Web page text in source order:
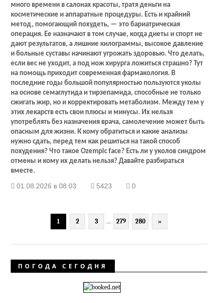
много времени в салонах красоты, тратя деньги на
косметические и аппаратные процедуры. Есть и крайний
метод, помогающий похудеть, — это бариатрическая
операция. Ее назначают в том случае, когда диеты и спорт не
дают результатов, а лишние килограммы, высокое давление
и больные суставы начинают угрожать здоровью. Что делать,
если вес не уходит, а под нож хирурга ложиться страшно? Тут
на помощь приходит современная фармакология. В
последние годы большой популярностью пользуются уколы
на основе семаглутида и тирзепамида, способные не только
сжигать жир, но и корректировать метаболизм. Между тем у
этих лекарств есть свои плюсы и минусы. Их нельзя
употреблять без назначения врача, самолечение может быть
опасным для жизни. К кому обратиться и какие анализы
нужно сдать, перед тем как решиться на такой способ
похудения? Что такое Ozempic face? Есть ли у уколов синдром
отмены и кому их делать нельзя? Давайте разбираться
вместе.
01.08.2026 в 08:03 5423 0
1 2 3 ... 279 280 »
ПОГОДА СЕГОДНЯ